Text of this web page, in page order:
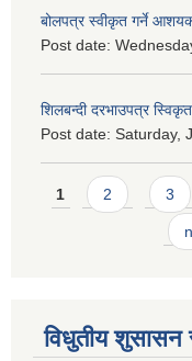
बोलपत्र स्वीकृत गर्ने
Post date:
शिलबन्दी दरभाउपत्र
Post date: Saturday,
Pages
1 2 3
विधुतीय शुसासन